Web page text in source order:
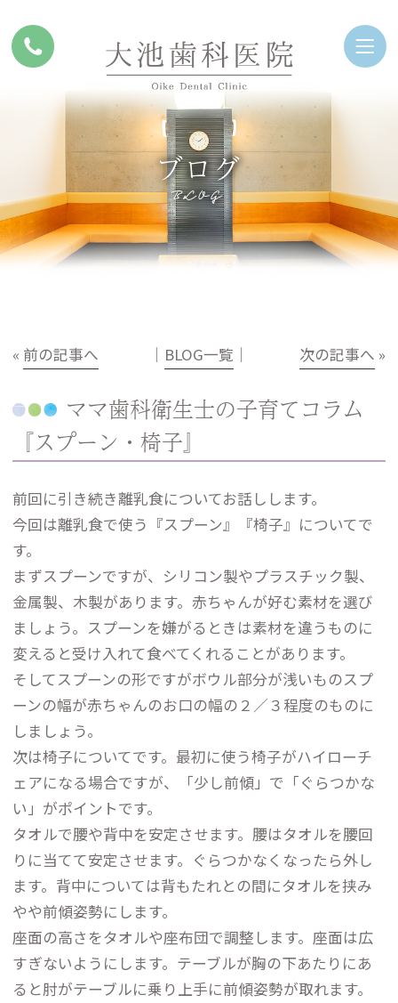
ブログ
BLOG
« 前の記事へ │ BLOG一覧 │ 次の記事へ »
ママ歯科衛生士の子育てコラム
『スプーン・椅子』
前回に引き続き離乳食についてお話しします。
今回は離乳食で使う『スプーン』『椅子』についてで
す。
まずスプーンですが、シリコン製やプラスチック製、
金属製、木製があります。赤ちゃんが好む素材を選び
ましょう。スプーンを嫌がるときは素材を違うものに
変えると受け入れて食べてくれることがあります。
そしてスプーンの形ですがボウル部分が浅いものスプ
ーンの幅が赤ちゃんのお口の幅の２／３程度のものに
しましょう。
次は椅子についてです。最初に使う椅子がハイローチ
ェアになる場合ですが、「少し前傾」で「ぐらつかな
い」がポイントです。
タオルで腰や背中を安定させます。腰はタオルを腰回
りに当てて安定させます。ぐらつかなくなったら外し
ます。背中については背もたれとの間にタオルを挟み
やや前傾姿勢にします。
座面の高さをタオルや座布団で調整します。座面は広
すぎないようにします。テーブルが胸の下あたりにあ
ると肘がテーブルに乗り上手に前傾姿勢が取れます。